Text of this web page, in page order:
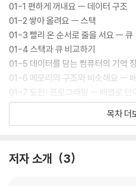
01-1 편하게 꺼내요 ㅡ 데이터 구조
01-2 쌓아 올려요 ㅡ 스택
01-3 빨리 온 순서로 줄을 서요 ㅡ 큐
01-4 스택과 큐 비교하기
01-5 데이터를 담는 컴퓨터의 기억
01-6 메모리의 구조와 비슷해요 ㅡ
01-7 도전! 프로그래밍 ㅡ 배열로 단
01-8 화살표로 연결해요 ㅡ 연결 리스
01-9 나무가 거꾸로 서 있는 모습이야
02 찾아보자 ㅡ 검색 알고리즘
목차 더
저자 소개 3